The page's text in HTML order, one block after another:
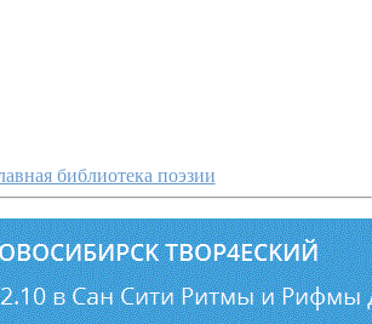
библиотека поэзии